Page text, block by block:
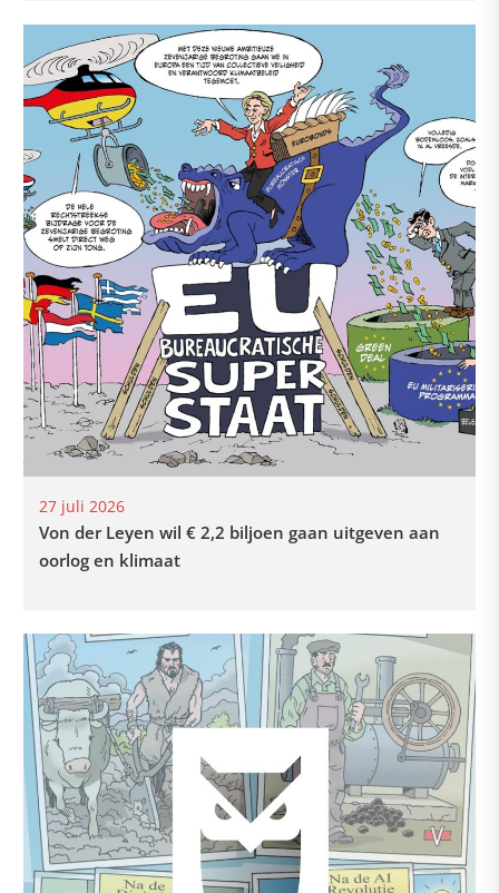
27 juli 2026
Von der Leyen wil € 2,2 biljoen gaan uitgeven aan
oorlog en klimaat